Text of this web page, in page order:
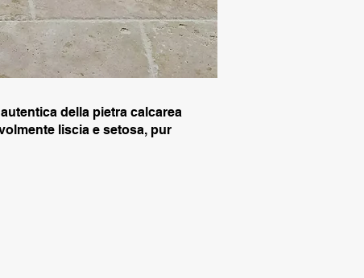
della pietra calcarea
liscia e setosa, pur